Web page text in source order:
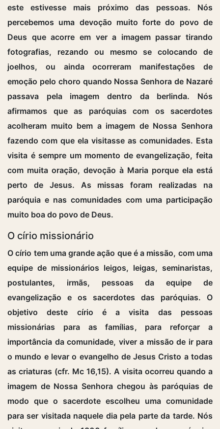
este estivesse mais próximo das pessoas. Nós
percebemos uma devoção muito forte do povo de
Deus que acorre em ver a imagem passar tirando
fotografias, rezando ou mesmo se colocando de
joelhos, ou ainda ocorreram manifestações de
emoção pelo choro quando Nossa Senhora de Nazaré
passava pela imagem dentro da berlinda. Nós
afirmamos que as paróquias com os sacerdotes
acolheram muito bem a imagem de Nossa Senhora
fazendo com que ela visitasse as comunidades. Esta
visita é sempre um momento de evangelização, feita
com muita oração, devoção à Maria porque ela está
perto de Jesus. As missas foram realizadas na
paróquia e nas comunidades com uma participação
muito boa do povo de Deus.
O círio missionário
O círio tem uma grande ação que é a missão, com uma
equipe de missionários leigos, leigas, seminaristas,
postulantes, irmãs, pessoas da equipe de
evangelização e os sacerdotes das paróquias. O
objetivo deste círio é a visita das pessoas
missionárias para as famílias, para reforçar a
importância da comunidade, viver a missão de ir para
o mundo e levar o evangelho de Jesus Cristo a todas
as criaturas (cfr. Mc 16,15). A visita ocorreu quando a
imagem de Nossa Senhora chegou às paróquias de
modo que o sacerdote escolheu uma comunidade
para ser visitada naquele dia pela parte da tarde. Nós